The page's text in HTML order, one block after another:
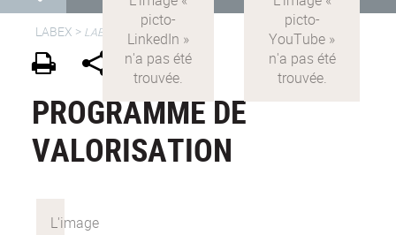
LABEX > LABEX IMU
PROGRAMME DE
VALORISATION